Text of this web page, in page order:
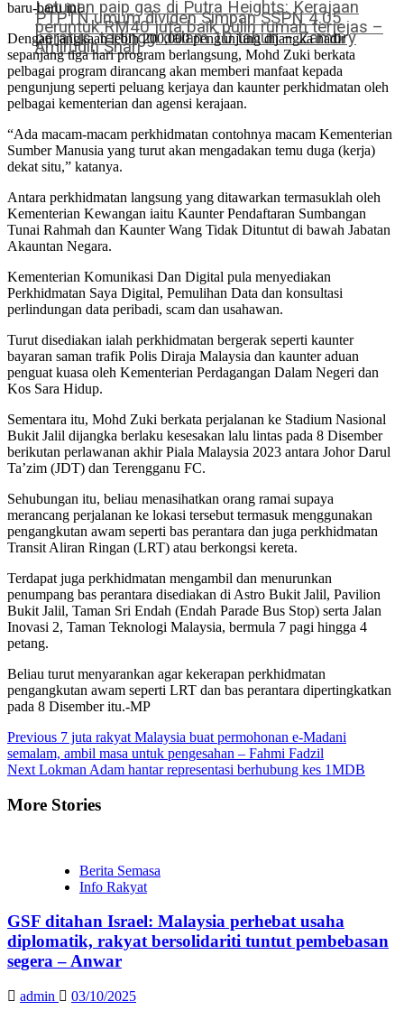
Letupan paip gas di Putra Heights: Kerajaan
peruntuk RM40 juta baik pulih rumah terjejas –
Amirudin Shari
PTPTN umum dividen Simpan SSPN 4.05
peratus, tertinggi dalam 10 tahun – Zambry
baru-baru ini.
Dengan jangkaan lebih 200,000 pengunjung dijangka hadir
sepanjang tiga hari program berlangsung, Mohd Zuki berkata
pelbagai program dirancang akan memberi manfaat kepada
pengunjung seperti peluang kerjaya dan kaunter perkhidmatan oleh
pelbagai kementerian dan agensi kerajaan.
“Ada macam-macam perkhidmatan contohnya macam Kementerian
Sumber Manusia yang turut akan mengadakan temu duga (kerja)
dekat situ,” katanya.
Antara perkhidmatan langsung yang ditawarkan termasuklah oleh
Kementerian Kewangan iaitu Kaunter Pendaftaran Sumbangan
Tunai Rahmah dan Kaunter Wang Tidak Dituntut di bawah Jabatan
Akauntan Negara.
Kementerian Komunikasi Dan Digital pula menyediakan
Perkhidmatan Saya Digital, Pemulihan Data dan konsultasi
perlindungan data peribadi, scam dan usahawan.
Turut disediakan ialah perkhidmatan bergerak seperti kaunter
bayaran saman trafik Polis Diraja Malaysia dan kaunter aduan
penguat kuasa oleh Kementerian Perdagangan Dalam Negeri dan
Kos Sara Hidup.
Sementara itu, Mohd Zuki berkata perjalanan ke Stadium Nasional
Bukit Jalil dijangka berlaku kesesakan lalu lintas pada 8 Disember
berikutan perlawanan akhir Piala Malaysia 2023 antara Johor Darul
Ta’zim (JDT) dan Terengganu FC.
Sehubungan itu, beliau menasihatkan orang ramai supaya
merancang perjalanan ke lokasi tersebut termasuk menggunakan
pengangkutan awam seperti bas perantara dan juga perkhidmatan
Transit Aliran Ringan (LRT) atau berkongsi kereta.
Terdapat juga perkhidmatan mengambil dan menurunkan
penumpang bas perantara disediakan di Astro Bukit Jalil, Pavilion
Bukit Jalil, Taman Sri Endah (Endah Parade Bus Stop) serta Jalan
Inovasi 2, Taman Teknologi Malaysia, bermula 7 pagi hingga 4
petang.
Beliau turut menyarankan agar kekerapan perkhidmatan
pengangkutan awam seperti LRT dan bas perantara dipertingkatkan
pada 8 Disember itu.-MP
Continue
Reading
Previous 7 juta rakyat Malaysia buat permohonan e-Madani
semalam, ambil masa untuk pengesahan – Fahmi Fadzil
Next Lokman Adam hantar representasi berhubung kes 1MDB
More Stories
Berita Semasa
Info Rakyat
GSF ditahan Israel: Malaysia perhebat usaha
diplomatik, rakyat bersolidariti tuntut pembebasan
segera – Anwar
admin 03/10/2025